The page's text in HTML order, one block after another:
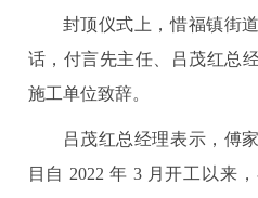
封顶仪式上，惜福镇街
话，付言先主任、吕茂红总
施工单位致辞。
吕茂红总经理表示，傅
目自 2022 年 3 月开工以来